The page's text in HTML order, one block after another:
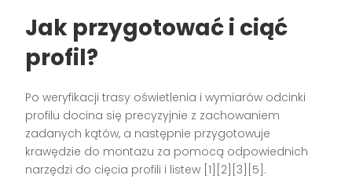
Jak przygotować i ciąć
profil?
Po weryfikacji trasy oświetlenia i wymiarów odcinki
profilu docina się precyzyjnie z zachowaniem
zadanych kątów, a następnie przygotowuje
krawędzie do montażu za pomocą odpowiednich
narzędzi do cięcia profili i listew [1][2][3][5].